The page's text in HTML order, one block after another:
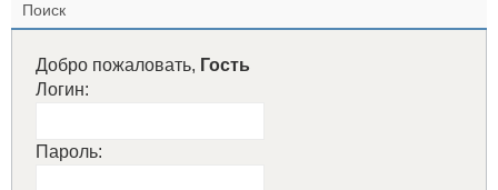
Поиск
Добро пожаловать, Гость
Логин:
Пароль: